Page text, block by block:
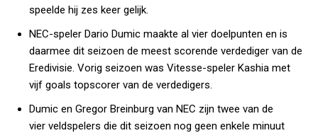
speelde hij zes keer gelijk.
NEC-speler Dario Dumic maakte al vier doelpunten en is
daarmee dit seizoen de meest scorende verdediger van de
Eredivisie. Vorig seizoen was Vitesse-speler Kashia met
vijf goals topscorer van de verdedigers.
Dumic en Gregor Breinburg van NEC zijn twee van de
vier veldspelers die dit seizoen nog geen enkele minuut